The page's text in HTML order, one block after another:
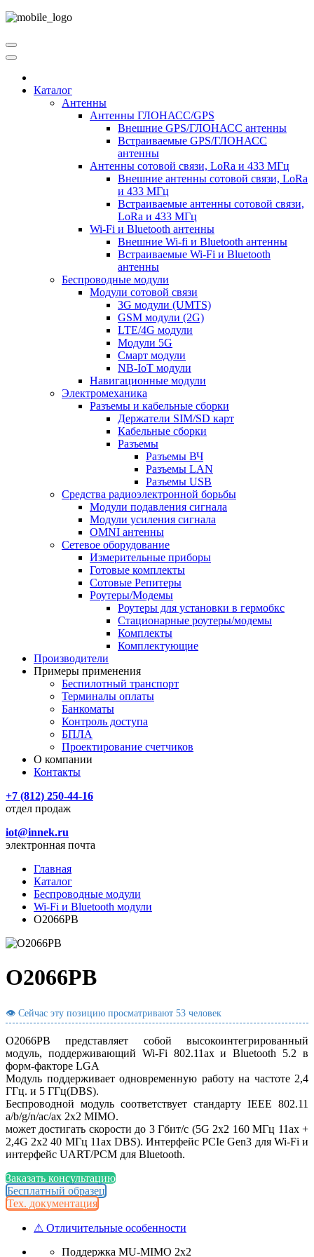
Каталог
Антенны
Антенны ГЛОНАСС/GPS
Внешние GPS/ГЛОНАСС антенны
Встраиваемые GPS/ГЛОНАСС
антенны
Антенны сотовой связи, LoRa и 433 МГц
Внешние антенны сотовой связи, LoRa
и 433 МГц
Встраиваемые антенны сотовой связи,
LoRa и 433 МГц
Wi-Fi и Bluetooth антенны
Внешние Wi-fi и Bluetooth антенны
Встраиваемые Wi-Fi и Bluetooth
антенны
Беспроводные модули
Модули сотовой связи
3G модули (UMTS)
GSM модули (2G)
LTE/4G модули
Модули 5G
Смарт модули
NB-IoT модули
Навигационные модули
Электромеханика
Разъемы и кабельные сборки
Держатели SIM/SD карт
Кабельные сборки
Разъемы
Разъемы ВЧ
Разъемы LAN
Разъемы USB
Средства радиоэлектронной борьбы
Модули подавления сигнала
Модули усиления сигнала
OMNI антенны
Сетевое оборудование
Измерительные приборы
Готовые комплекты
Сотовые Репитеры
Роутеры/Модемы
Роутеры для установки в гермобкс
Стационарные роутеры/модемы
Комплекты
Комплектующие
Производители
Примеры применения
Беспилотный транспорт
Терминалы оплаты
Банкоматы
Контроль доступа
БПЛА
Проектирование счетчиков
О компании
Контакты
+7 (812) 250-44-16
отдел продаж
iot@innek.ru
электронная почта
Главная
Каталог
Беспроводные модули
Wi-Fi и Bluetooth модули
O2066PB
O2066PB
👁 Сейчас эту позицию просматривают 53 человек
O2066PB представляет собой высокоинтегрированный
модуль, поддерживающий Wi-Fi 802.11ax и Bluetooth 5.2 в
форм-факторе LGA
Модуль поддерживает одновременную работу на частоте 2,4
ГГц. и 5 ГГц(DBS).
Беспроводной модуль соответствует стандарту IEEE 802.11
a/b/g/n/ac/ax 2x2 MIMO.
может достигать скорости до 3 Гбит/с (5G 2x2 160 МГц 11ax +
2,4G 2x2 40 МГц 11ax DBS). Интерфейс PCIe Gen3 для Wi-Fi и
интерфейс UART/PCM для Bluetooth.
Заказать консультацию
Бесплатный образец
Тех. документация
⚠ Отличительные особенности
Поддержка MU-MIMO 2x2